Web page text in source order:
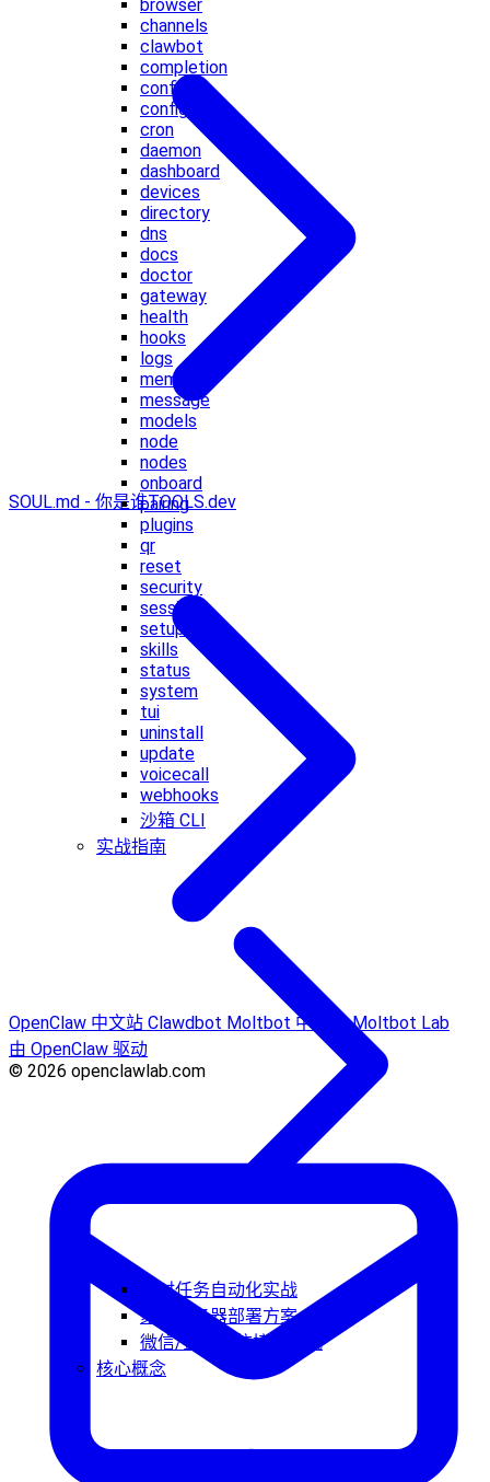
browser
channels
clawbot
completion
config
configure
cron
daemon
dashboard
devices
directory
dns
docs
doctor
gateway
health
hooks
logs
memory
message
models
node
nodes
onboard
pairing
plugins
qr
reset
security
sessions
setup
skills
status
system
tui
uninstall
update
voicecall
webhooks
沙箱 CLI
实战指南
定时任务自动化实战
家庭服务器部署方案
微信/企业微信接入实战
核心概念
SOUL.md - 你是谁TOOLS.dev
OpenClaw 中文站 Clawdbot Moltbot 中文站Moltbot Lab
由 OpenClaw 驱动
© 2026 openclawlab.com